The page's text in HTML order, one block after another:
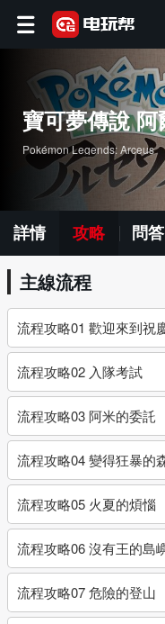
寶可夢傳說 阿
Pokémon Legends: Arceus
詳情 攻略 問答
主線流程
流程攻略01 歡迎來到祝
流程攻略02 入隊考試
流程攻略03 阿米的委託
流程攻略04 變得狂暴的
流程攻略05 火夏的煩惱
流程攻略06 沒有王的島
流程攻略07 危險的登山